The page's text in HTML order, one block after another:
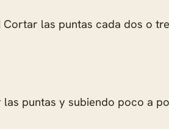
las puntas cada dos o
puntas y subiendo poco a